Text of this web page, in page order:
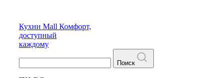
Кухни Mall Комфорт,
доступный
каждому
Поиск